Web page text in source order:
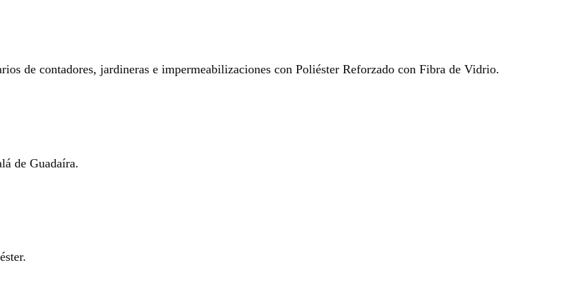
de contadores, jardineras e impermeabilizaciones con Poliéster Reforzado con Fibra de Vidrio.
de Guadaíra.